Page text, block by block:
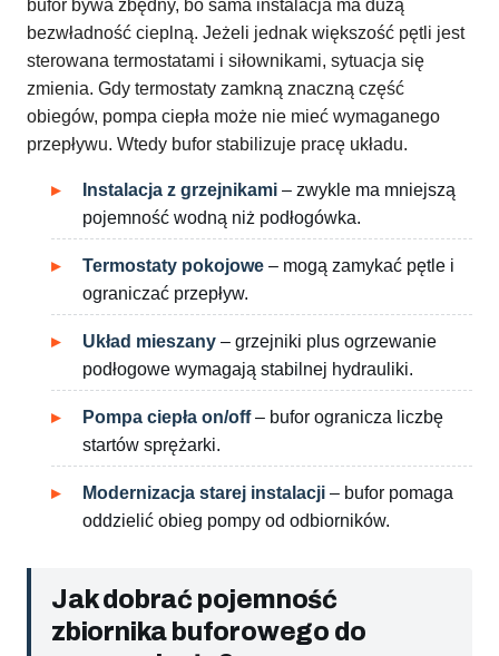
bufor bywa zbędny, bo sama instalacja ma dużą
bezwładność cieplną. Jeżeli jednak większość pętli jest
sterowana termostatami i siłownikami, sytuacja się
zmienia. Gdy termostaty zamkną znaczną część
obiegów, pompa ciepła może nie mieć wymaganego
przepływu. Wtedy bufor stabilizuje pracę układu.
Instalacja z grzejnikami – zwykle ma mniejszą
pojemność wodną niż podłogówka.
Termostaty pokojowe – mogą zamykać pętle i
ograniczać przepływ.
Układ mieszany – grzejniki plus ogrzewanie
podłogowe wymagają stabilnej hydrauliki.
Pompa ciepła on/off– bufor ogranicza liczbę
startów sprężarki.
Modernizacja starej instalacji – bufor pomaga
oddzielić obieg pompy od odbiorników.
Jak dobrać pojemność
zbiornika buforowego do